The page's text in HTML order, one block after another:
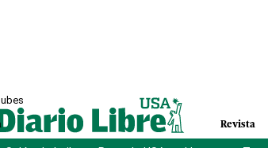
Revista